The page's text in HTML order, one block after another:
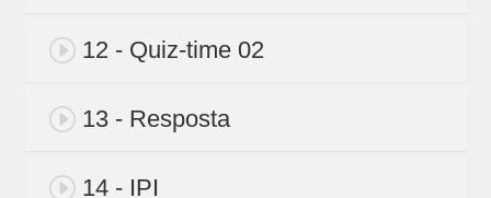
12 - Quiz-time 02
13 - Resposta
14 - IPI